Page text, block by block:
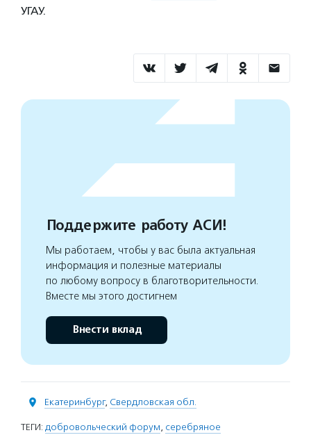
УГАУ.
Поддержите работу АСИ!
Мы работаем, чтобы у вас была актуальная
информация и полезные материалы
по любому вопросу в благотворительности.
Вместе мы этого достигнем
Внести вклад
Екатеринбург, Свердловская обл.
ТЕГИ: добровольческий форум, серебряное